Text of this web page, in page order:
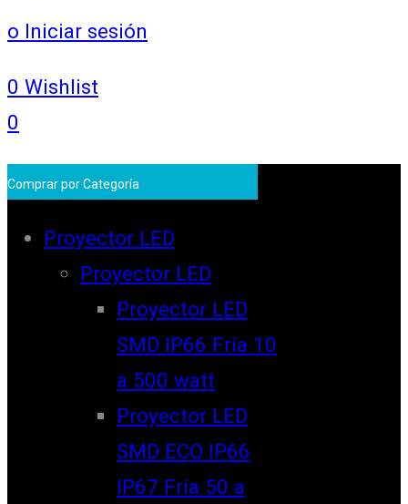
o Iniciar sesión
0 Wishlist
0
Comprar por Categoría
Proyector LED
Proyector LED
Proyector LED
SMD IP66 Fría 10
a 500 watt
Proyector LED
SMD ECO IP66
IP67 Fría 50 a